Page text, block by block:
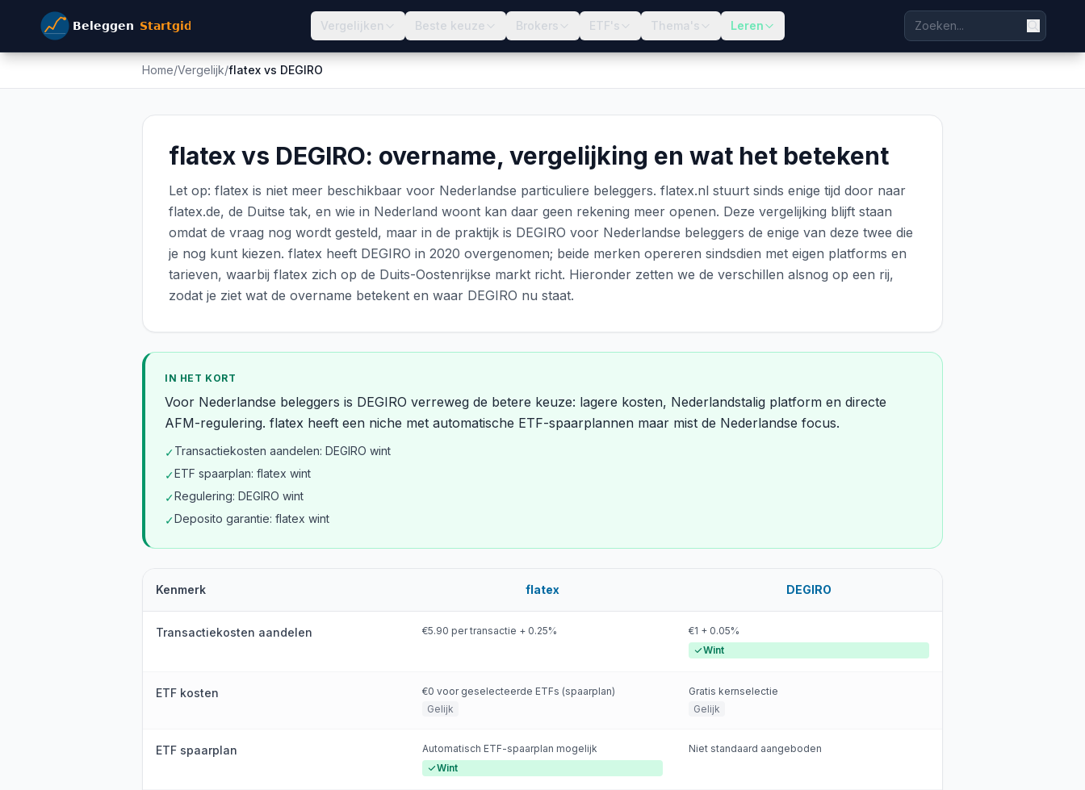
Vergelijken Beste keuze Brokers ETF's Thema's Leren
Home/Vergelijk/flatex vs DEGIRO
flatex vs DEGIRO: overname, vergelijking en wat het betekent
Let op: flatex is niet meer beschikbaar voor Nederlandse particuliere beleggers. flatex.nl stuurt sinds enige tijd door naar
flatex.de, de Duitse tak, en wie in Nederland woont kan daar geen rekening meer openen. Deze vergelijking blijft staan
omdat de vraag nog wordt gesteld, maar in de praktijk is DEGIRO voor Nederlandse beleggers de enige van deze twee die
je nog kunt kiezen. flatex heeft DEGIRO in 2020 overgenomen; beide merken opereren sindsdien met eigen platforms en
tarieven, waarbij flatex zich op de Duits-Oostenrijkse markt richt. Hieronder zetten we de verschillen alsnog op een rij,
zodat je ziet wat de overname betekent en waar DEGIRO nu staat.
IN HET KORT
Voor Nederlandse beleggers is DEGIRO verreweg de betere keuze: lagere kosten, Nederlandstalig platform en directe
AFM-regulering. flatex heeft een niche met automatische ETF-spaarplannen maar mist de Nederlandse focus.
✓Transactiekosten aandelen: DEGIRO wint
✓ETF spaarplan: flatex wint
✓Regulering: DEGIRO wint
✓Deposito garantie: flatex wint
Kenmerk flatex DEGIRO
Transactiekosten aandelen €5.90 per transactie + 0.25%
€1 + 0.05%
Wint
ETF kosten
€0 voor geselecteerde ETFs (spaarplan)
Gelijk
Gratis kernselectie
Gelijk
ETF spaarplan
Automatisch ETF-spaarplan mogelijk
Wint
Niet standaard aangeboden